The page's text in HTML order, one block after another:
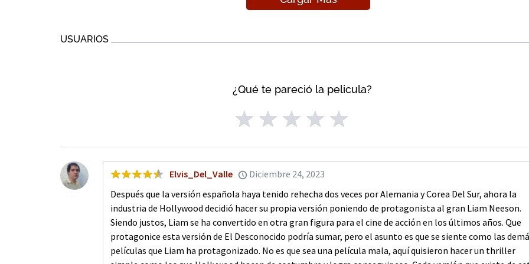
USUARIOS
¿Qué te pareció la pelicula?
Elvis_Del_Valle
Diciembre 24, 2023
Después que la versión española haya tenido rehecha dos veces por Alemania y Corea Del Sur, ahora la
industria de Hollywood decidió hacer su propia versión poniendo de protagonista al gran Liam Neeson.
Siendo justos, Liam se ha convertido en otra gran figura para el cine de acción en los últimos años. Que
protagonice esta versión de El Desconocido podría sumar, pero el asunto es que se siente como las
películas que Liam ha protagonizado. No es que sea una película mala, aquí quisieron hacer un thriller